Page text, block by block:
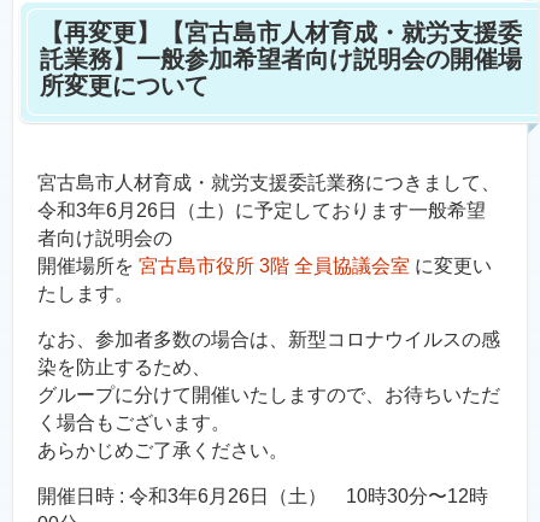
【再変更】【宮古島市人材育成・就労支援委
託業務】一般参加希望者向け説明会の開催場
所変更について
宮古島市人材育成・就労支援委託業務につきまして、
令和3年6月26日（土）に予定しております一般希望
者向け説明会の
開催場所を 宮古島市役所 3階 全員協議会室 に変更い
たします。
なお、参加者多数の場合は、新型コロナウイルスの感
染を防止するため、
グループに分けて開催いたしますので、お待ちいただ
く場合もございます。
あらかじめご了承ください。
開催日時 : 令和3年6月26日（土） 10時30分〜12時